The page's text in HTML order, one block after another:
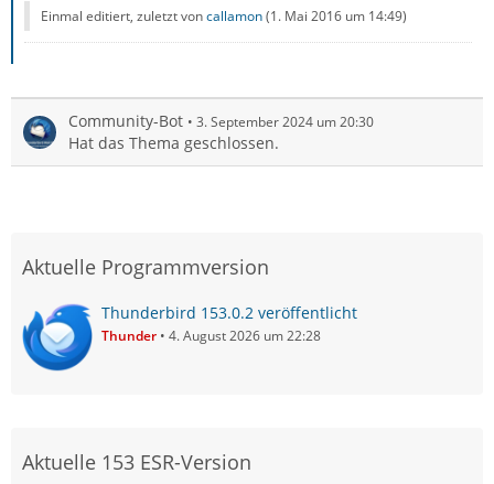
Einmal editiert, zuletzt voncallamon(1. Mai 2016 um 14:49)
Community-Bot 3. September 2024 um 20:30
Hat das Thema geschlossen.
Aktuelle Programmversion
Thunderbird 153.0.2 veröffentlicht
Thunder 4. August 2026 um 22:28
Aktuelle 153 ESR-Version